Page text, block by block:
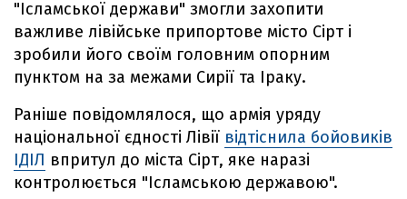
"Ісламської держави" змогли захопити
важливе лівійське припортове місто Сірт і
зробили його своїм головним опорним
пунктом на за межами Сирії та Іраку.
Раніше повідомлялося, що армія уряду
національної єдності Лівії відтіснила бойовиків
ІДІЛ впритул до міста Сірт, яке наразі
контролюється "Ісламською державою".